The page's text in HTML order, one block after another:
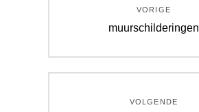
navigatie
VORIGE
Vorig
muurschilderingen
VOLGENDE